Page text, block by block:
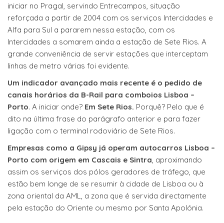
iniciar no Pragal, servindo Entrecampos, situação
reforçada a partir de 2004 com os serviços Intercidades e
Alfa para Sul a pararem nessa estação, com os
Intercidades a somarem ainda a estação de Sete Rios. A
grande conveniência de servir estações que interceptam
linhas de metro várias foi evidente.
Um indicador avançado mais recente é o pedido de
canais horários da B-Rail para comboios Lisboa –
Porto. A iniciar onde? Em Sete Rios. Porquê? Pelo que é
dito na última frase do parágrafo anterior e para fazer
ligação com o terminal rodoviário de Sete Rios.
Empresas como a Gipsy já operam autocarros Lisboa –
Porto com origem em Cascais e Sintra , aproximando
assim os serviços dos pólos geradores de tráfego, que
estão bem longe de se resumir à cidade de Lisboa ou à
zona oriental da AML, a zona que é servida directamente
pela estação do Oriente ou mesmo por Santa Apolónia.